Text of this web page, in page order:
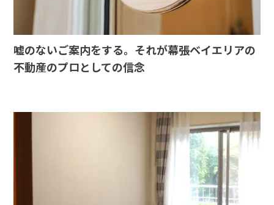
嘘のないご案内をする。それが幕張ベイエリアの
不動産のプロとしての信念